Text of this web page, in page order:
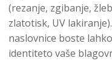
(rezanje, zgibanje,
zlatotisk, UV
naslovnice boste
identiteto vaše